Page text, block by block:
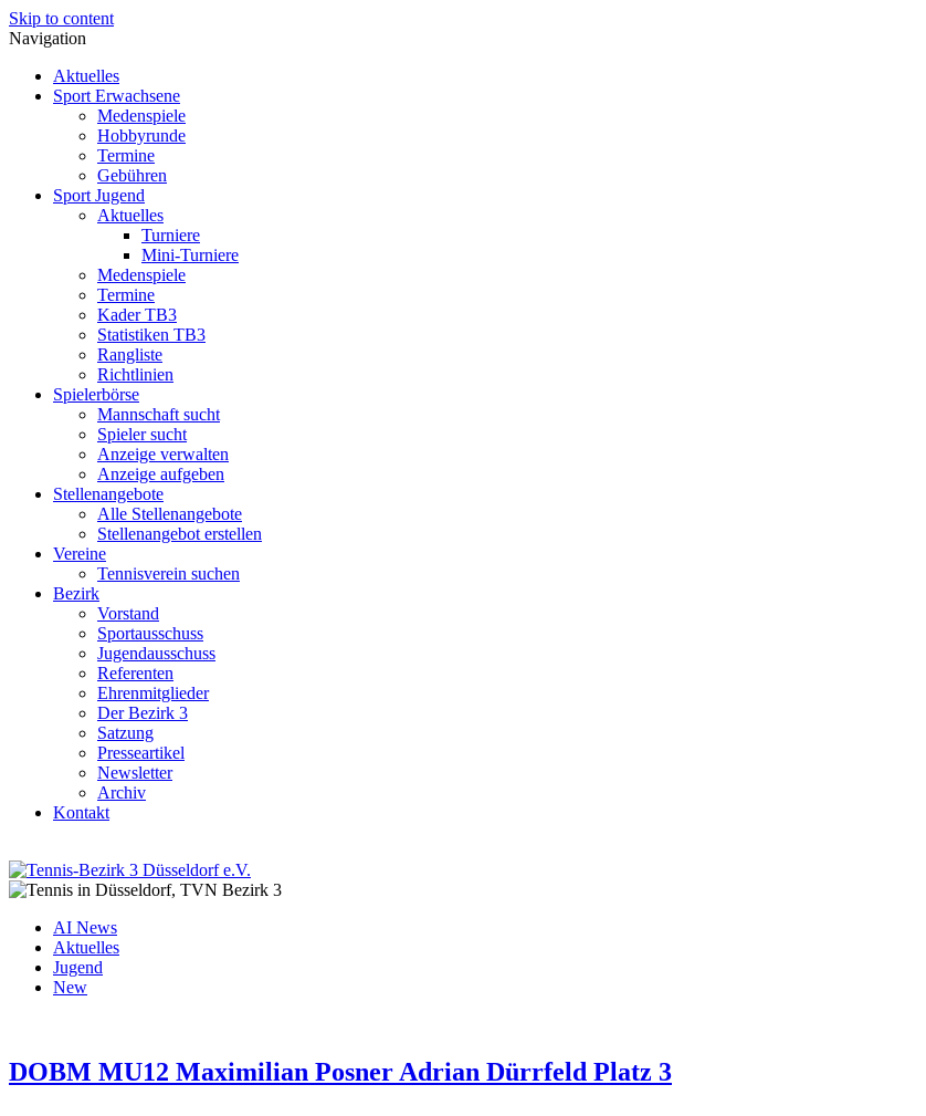
Skip to content
Navigation
Aktuelles
Sport Erwachsene
Medenspiele
Hobbyrunde
Termine
Gebühren
Sport Jugend
Aktuelles
Turniere
Mini-Turniere
Medenspiele
Termine
Kader TB3
Statistiken TB3
Rangliste
Richtlinien
Spielerbörse
Mannschaft sucht
Spieler sucht
Anzeige verwalten
Anzeige aufgeben
Stellenangebote
Alle Stellenangebote
Stellenangebot erstellen
Vereine
Tennisverein suchen
Bezirk
Vorstand
Sportausschuss
Jugendausschuss
Referenten
Ehrenmitglieder
Der Bezirk 3
Satzung
Presseartikel
Newsletter
Archiv
Kontakt
AI News
Aktuelles
Jugend
New
DOBM MU12 Maximilian Posner Adrian Dürrfeld Platz 3